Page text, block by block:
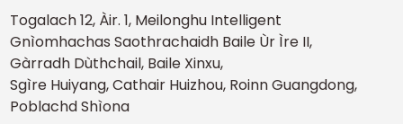
Togalach 12, Àir. 1, Meilonghu Intelligent
Gnìomhachas Saothrachaidh Baile Ùr Ìre II,
Gàrradh Dùthchail, Baile Xinxu,
Sgìre Huiyang, Cathair Huizhou, Roinn Guangdong,
Poblachd Shìona